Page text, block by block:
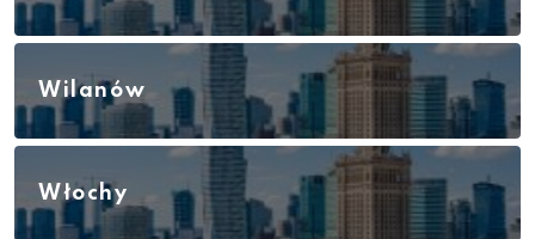
Wilanów
Włochy